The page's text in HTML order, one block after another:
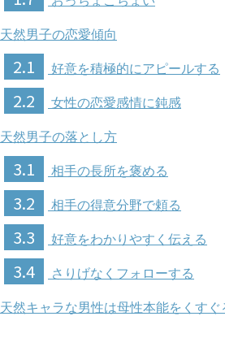
天然男子の恋愛傾向
2.1 好意を積極的にアピールする
2.2 女性の恋愛感情に鈍感
天然男子の落とし方
3.1 相手の長所を褒める
3.2 相手の得意分野で頼る
3.3 好意をわかりやすく伝える
3.4 さりげなくフォローする
天然キャラな男性は母性本能をくすぐ